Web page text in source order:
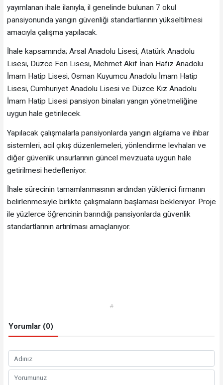
yayımlanan ihale ilanıyla, il genelinde bulunan 7 okul
pansiyonunda yangın güvenliği standartlarının yükseltilmesi
amacıyla çalışma yapılacak.
İhale kapsamında; Arsal Anadolu Lisesi, Atatürk Anadolu
Lisesi, Düzce Fen Lisesi, Mehmet Akif İnan Hafız Anadolu
İmam Hatip Lisesi, Osman Kuyumcu Anadolu İmam Hatip
Lisesi, Cumhuriyet Anadolu Lisesi ve Düzce Kız Anadolu
İmam Hatip Lisesi pansiyon binaları yangın yönetmeliğine
uygun hale getirilecek.
Yapılacak çalışmalarla pansiyonlarda yangın algılama ve ihbar
sistemleri, acil çıkış düzenlemeleri, yönlendirme levhaları ve
diğer güvenlik unsurlarının güncel mevzuata uygun hale
getirilmesi hedefleniyor.
İhale sürecinin tamamlanmasının ardından yüklenici firmanın
belirlenmesiyle birlikte çalışmaların başlaması bekleniyor. Proje
ile yüzlerce öğrencinin barındığı pansiyonlarda güvenlik
standartlarının artırılması amaçlanıyor.
#
Yorumlar (0)